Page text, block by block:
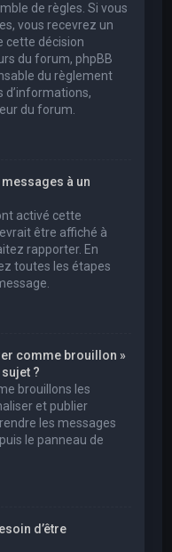
de règles. Si vous
vous recevrez un
cette décision
du forum, phpBB
du règlement
d’informations,
du forum.
à un
activé cette
être affiché à
rapporter. En
toutes les étapes
comme brouillon »
?
brouillons les
et publier
les messages
le panneau de
d’être